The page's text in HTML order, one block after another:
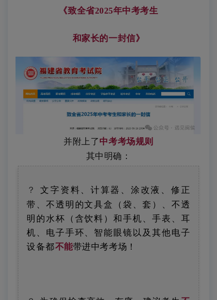
《致全省2025年中考考生
和家长的一封信》
并附上了 中考考场规则
其中明确：
？文字资料、计算器、涂改液、修正
带、不透明的文具盒（袋、套）、不透
明的水杯（含饮料）和手机、手表、耳
机、电子手环、智能眼镜以及其他电子
设备都不能带进中考考场！